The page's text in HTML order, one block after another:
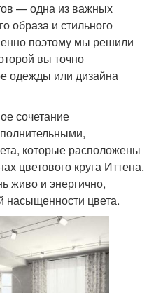
— одна из важных
образа и стильного
поэтому мы решили
вы точно
одежды или дизайна
сочетание
которые расположены
цветового круга Иттена.
живо и энергично,
насыщенности цвета.